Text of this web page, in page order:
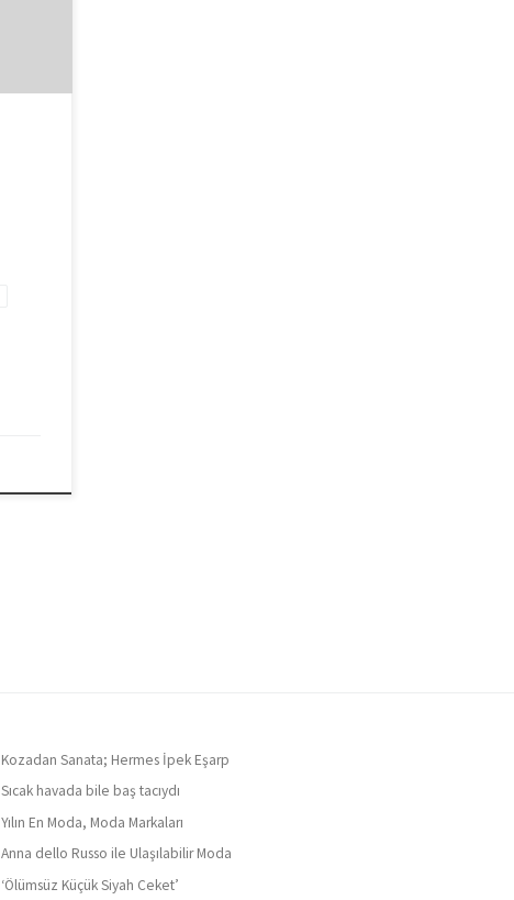
Kozadan Sanata; Hermes İpek Eşarp
Sıcak havada bile baş tacıydı
Yılın En Moda, Moda Markaları
Anna dello Russo ile Ulaşılabilir Moda
‘Ölümsüz Küçük Siyah Ceket’